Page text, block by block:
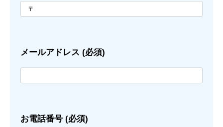
メールアドレス (必須)
お電話番号 (必須)